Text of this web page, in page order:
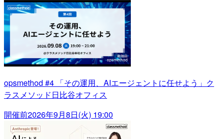
opsmethod #4 「その運用、AIエージェントに任せよう」ク
ラスメソッド日比谷オフィス
開催前2026年9月8日(火) 19:00